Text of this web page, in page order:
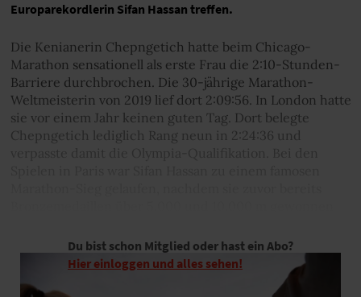
Europarekordlerin Sifan Hassan treffen.
Die Kenianerin Chepngetich hatte beim Chicago-
Marathon sensationell als erste Frau die 2:10-Stunden-
Barriere durchbrochen. Die 30-jährige Marathon-
Weltmeisterin von 2019 lief dort 2:09:56. In London hatte
sie vor einem Jahr keinen guten Tag. Dort belegte
Chepngetich lediglich Rang neun in 2:24:36 und
Du bist schon Mitglied oder hast ein Abo?
Hier einloggen und alles sehen!